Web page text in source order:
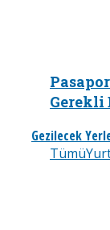
Gerekli
Gezilecek
Tümü